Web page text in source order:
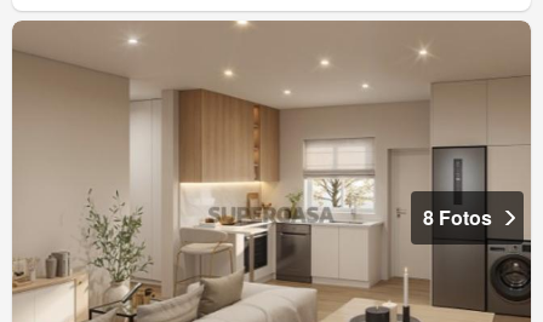
8 Fotos